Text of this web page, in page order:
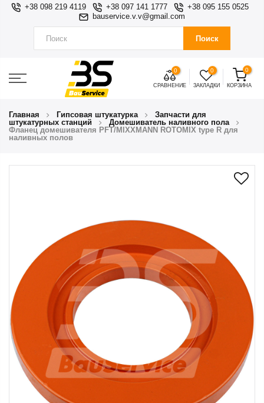
+38 098 219 4119 +38 097 141 1777
+38 095 155 0525
bauservice.v.v@gmail.com
Поиск
0
СРАВНЕНИЕ
0
ЗАКЛАДКИ
0
КОРЗИНА
Главная Гипсовая штукатурка
Запчасти для
штукатурных станций
Домешиватель наливного пола
Фланец домешивателя PFT/MIXXMANN ROTOMIX type R для
наливных полов